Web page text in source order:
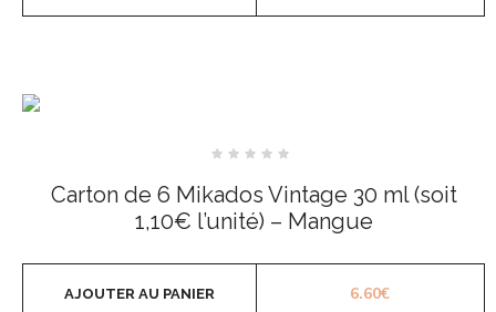
sur
5
Carton de 6 Mikados Vintage 30 ml (soit
1,10€ l’unité) – Mangue
6.60€
AJOUTER AU PANIER